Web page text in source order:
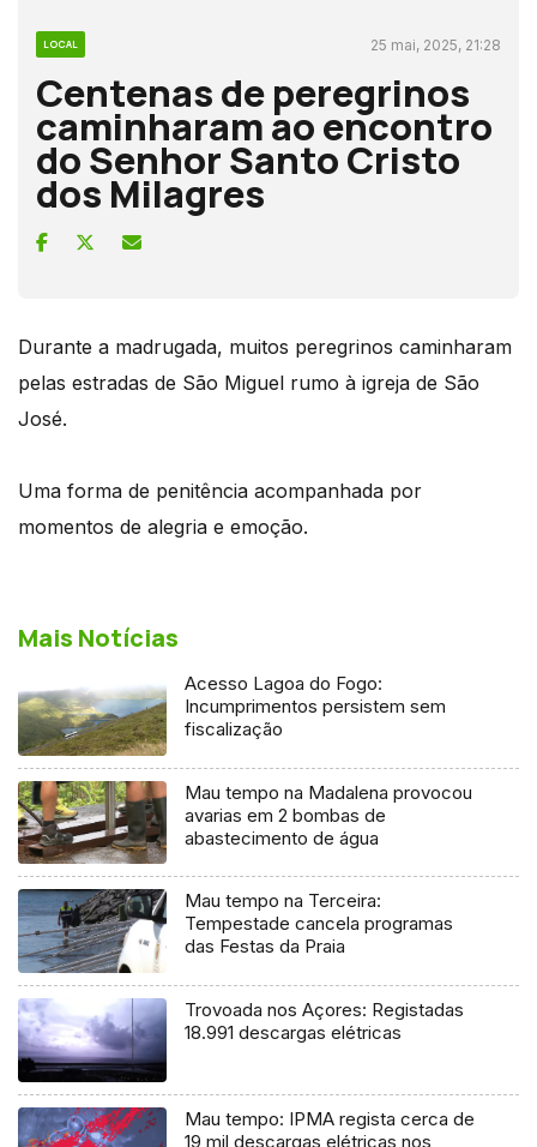
LOCAL 25 mai, 2025, 21:28
Centenas de peregrinos
caminharam ao encontro
do Senhor Santo Cristo
dos Milagres
Durante a madrugada, muitos peregrinos caminharam
pelas estradas de São Miguel rumo à igreja de São
José.
Uma forma de penitência acompanhada por
momentos de alegria e emoção.
Mais Notícias
Acesso Lagoa do Fogo:
Incumprimentos persistem sem
fiscalização
Mau tempo na Madalena provocou
avarias em 2 bombas de
abastecimento de água
Mau tempo na Terceira:
Tempestade cancela programas
das Festas da Praia
Trovoada nos Açores: Registadas
18.991 descargas elétricas
Mau tempo: IPMA regista cerca de
19 mil descargas elétricas nos